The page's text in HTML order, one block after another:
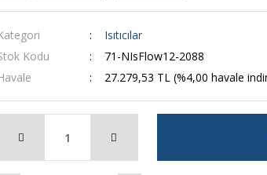
Isıtıcılar
Kodu
71-NIsFlow12-2088
27.279,53 TL (%4,00 havale